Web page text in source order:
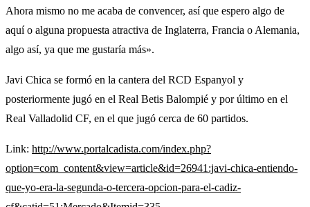
Ahora mismo no me acaba de convencer, así que espero algo de
aquí o alguna propuesta atractiva de Inglaterra, Francia o Alemania,
algo así, ya que me gustaría más».
Javi Chica se formó en la cantera del RCD Espanyol y
posteriormente jugó en el Real Betis Balompié y por último en el
Real Valladolid CF, en el que jugó cerca de 60 partidos.
Link: http://www.portalcadista.com/index.php?
option=com_content&view=article&id=26941:javi-chica-entiendo-
que-yo-era-la-segunda-o-tercera-opcion-para-el-cadiz-